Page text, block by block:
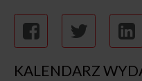
KALENDARZ